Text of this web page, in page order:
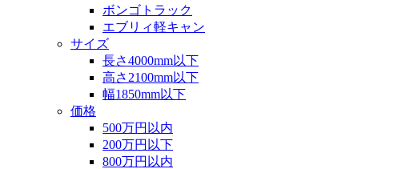
ボンゴトラック
エブリィ軽キャン
サイズ
長さ4000mm以下
高さ2100mm以下
幅1850mm以下
価格
500万円以内
200万円以下
800万円以内